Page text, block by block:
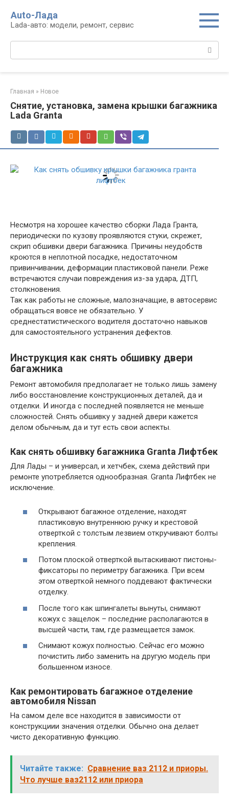
контенту
Auto-Лада
Lada-авто: модели, ремонт, сервис
Главная » Новое
Снятие, установка, замена крышки багажника
Lada Granta
Несмотря на хорошее качество сборки Лада Гранта,
периодически по кузову проявляются стуки, скрежет,
скрип обшивки двери багажника. Причины неудобств
кроются в неплотной посадке, недостаточном
привинчивании, деформации пластиковой панели. Реже
встречаются случаи повреждения из-за удара, ДТП,
столкновения.
Так как работы не сложные, малозначащие, в автосервис
обращаться вовсе не обязательно. У
среднестатистического водителя достаточно навыков
для самостоятельного устранения дефектов.
Инструкция как снять обшивку двери
багажника
Ремонт автомобиля предполагает не только лишь замену
либо восстановление конструкционных деталей, да и
отделки. И иногда с последней появляется не меньше
сложностей. Снять обшивку у задней двери кажется
делом обычным, да и тут есть свои аспекты.
Как снять обшивку багажника Granta Лифтбек
Для Лады – и универсал, и хетчбек, схема действий при
ремонте употребляется однообразная. Granta Лифтбек не
исключение.
Открывают багажное отделение, находят
пластиковую внутреннюю ручку и крестовой
отверткой с толстым лезвием откручивают болты
крепления.
Потом плоской отверткой вытаскивают пистоны-
фиксаторы по периметру багажника. При всем
этом отверткой немного поддевают фактически
отделку.
После того как шпингалеты вынуты, снимают
кожух с защелок – последние располагаются в
высшей части, там, где размещается замок.
Снимают кожух полностью. Сейчас его можно
почистить либо заменить на другую модель при
большенном износе.
Как ремонтировать багажное отделение
автомобиля Nissan
На самом деле все находится в зависимости от
конструкциии значения отделки. Обычно она делает
чисто декоративную функцию.
Читайте также: Сравнение ваз 2112 и приоры.
Что лучше ваз2112 или приора